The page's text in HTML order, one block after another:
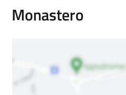
Monastero